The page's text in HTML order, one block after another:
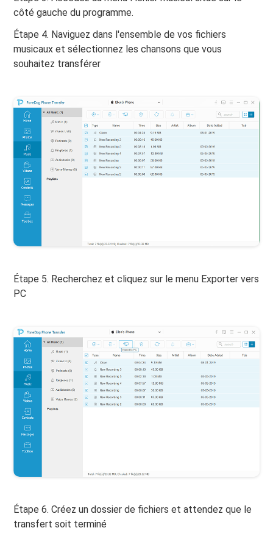
côté gauche du programme.
Étape 4. Naviguez dans l'ensemble de vos fichiers
musicaux et sélectionnez les chansons que vous
souhaitez transférer
Étape 5. Recherchez et cliquez sur le menu Exporter vers
PC
Étape 6. Créez un dossier de fichiers et attendez que le
transfert soit terminé